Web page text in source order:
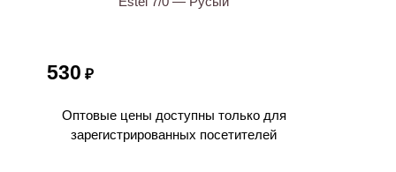
530 ₽
Оптовые цены доступны только для
зарегистрированных посетителей